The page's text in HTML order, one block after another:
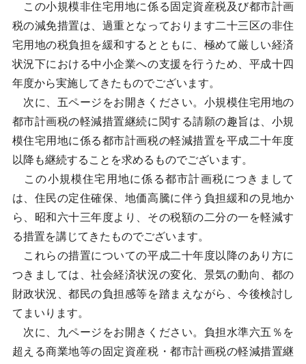
この小規模非住宅用地に係る固定資産税及び都市計画
税の減免措置は、過重となっております二十三区の非住
宅用地の税負担を緩和するとともに、極めて厳しい経済
状況下における中小企業への支援を行うため、平成十四
年度から実施してきたものでございます。
次に、五ページをお開きください。小規模住宅用地の
都市計画税の軽減措置継続に関する請願の趣旨は、小規
模住宅用地に係る都市計画税の軽減措置を平成二十年度
以降も継続することを求めるものでございます。
この小規模住宅用地に係る都市計画税につきまして
は、住民の定住確保、地価高騰に伴う負担緩和の見地か
ら、昭和六十三年度より、その税額の二分の一を軽減す
る措置を講じてきたものでございます。
これらの措置についての平成二十年度以降のあり方に
つきましては、社会経済状況の変化、景気の動向、都の
財政状況、都民の負担感等を踏まえながら、今後検討し
てまいります。
次に、九ページをお開きください。負担水準六五％を
超える商業地等の固定資産税・都市計画税の軽減措置継